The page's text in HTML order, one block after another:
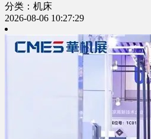
分类：机床
2026-08-06 10:27:29